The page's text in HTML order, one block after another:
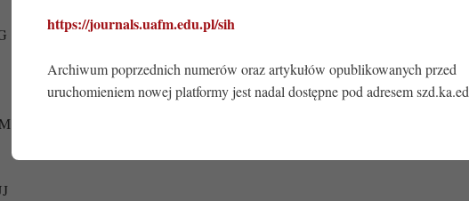
https://journals.uafm.edu.pl/sih
Archiwum poprzednich numerów oraz artykułów opublikowanych przed
uruchomieniem nowej platformy jest nadal dostępne pod adresem